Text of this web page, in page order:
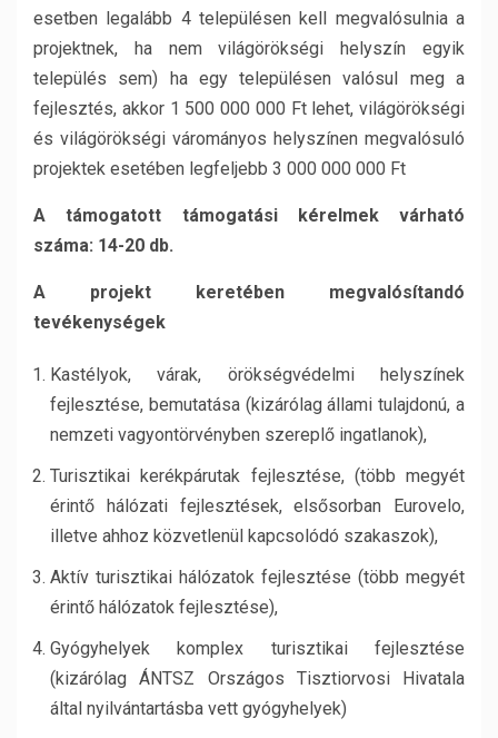
esetben legalább 4 településen kell megvalósulnia a
projektnek, ha nem világörökségi helyszín egyik
település sem) ha egy településen valósul meg a
fejlesztés, akkor 1 500 000 000 Ft lehet, világörökségi
és világörökségi várományos helyszínen megvalósuló
projektek esetében legfeljebb 3 000 000 000 Ft
A támogatott támogatási kérelmek várható
száma: 14-20 db.
A projekt keretében megvalósítandó
tevékenységek
Kastélyok, várak, örökségvédelmi helyszínek
fejlesztése, bemutatása (kizárólag állami tulajdonú, a
nemzeti vagyontörvényben szereplő ingatlanok),
Turisztikai kerékpárutak fejlesztése, (több megyét
érintő hálózati fejlesztések, elsősorban Eurovelo,
illetve ahhoz közvetlenül kapcsolódó szakaszok),
Aktív turisztikai hálózatok fejlesztése (több megyét
érintő hálózatok fejlesztése),
Gyógyhelyek komplex turisztikai fejlesztése
(kizárólag ÁNTSZ Országos Tisztiorvosi Hivatala
által nyilvántartásba vett gyógyhelyek)